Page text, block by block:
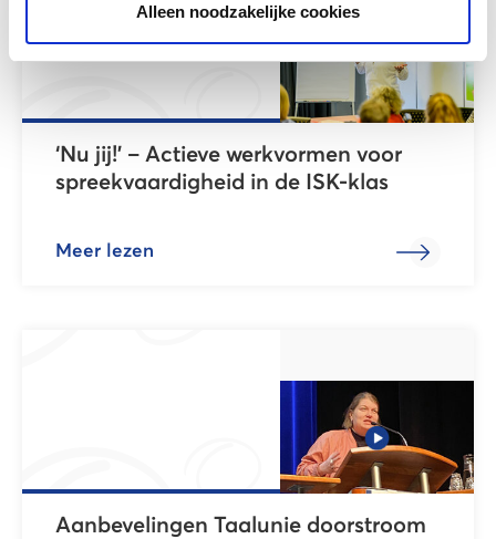
Alleen noodzakelijke cookies
‘Nu jij!’ – Actieve werkvormen voor
spreekvaardigheid in de ISK-klas
Meer lezen
Aanbevelingen Taalunie doorstroom